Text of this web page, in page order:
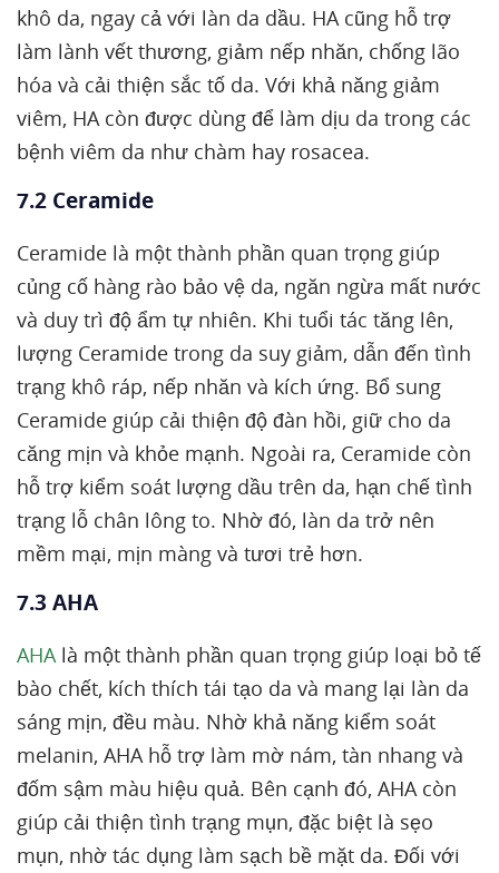
khô da, ngay cả với làn da dầu. HA cũng hỗ trợ
làm lành vết thương, giảm nếp nhăn, chống lão
hóa và cải thiện sắc tố da. Với khả năng giảm
viêm, HA còn được dùng để làm dịu da trong các
bệnh viêm da như chàm hay rosacea.
7.2 Ceramide
Ceramide là một thành phần quan trọng giúp
củng cố hàng rào bảo vệ da, ngăn ngừa mất nước
và duy trì độ ẩm tự nhiên. Khi tuổi tác tăng lên,
lượng Ceramide trong da suy giảm, dẫn đến tình
trạng khô ráp, nếp nhăn và kích ứng. Bổ sung
Ceramide giúp cải thiện độ đàn hồi, giữ cho da
căng mịn và khỏe mạnh. Ngoài ra, Ceramide còn
hỗ trợ kiểm soát lượng dầu trên da, hạn chế tình
trạng lỗ chân lông to. Nhờ đó, làn da trở nên
mềm mại, mịn màng và tươi trẻ hơn.
7.3 AHA
AHAlà một thành phần quan trọng giúp loại bỏ tế
bào chết, kích thích tái tạo da và mang lại làn da
sáng mịn, đều màu. Nhờ khả năng kiểm soát
melanin, AHA hỗ trợ làm mờ nám, tàn nhang và
đốm sậm màu hiệu quả. Bên cạnh đó, AHA còn
giúp cải thiện tình trạng mụn, đặc biệt là sẹo
mụn, nhờ tác dụng làm sạch bề mặt da. Đối với